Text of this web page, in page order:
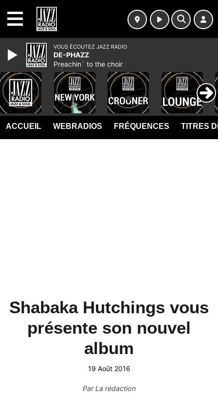
ACCUEIL WEBRADIOS FRÉQUENCES TITRES
Shabaka Hutchings vous
présente son nouvel
album
19 Août 2016
ParLa rédaction
VOUS ÉCOUTEZ JAZZ RADIO
DE-PHAZZ
Preachin´ to the choir